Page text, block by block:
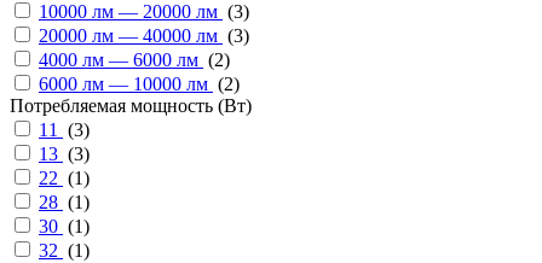
10000 лм — 20000 лм (3)
20000 лм — 40000 лм (3)
4000 лм — 6000 лм (2)
6000 лм — 10000 лм (2)
Потребляемая мощность (Вт)
11
(3)
13 (3)
22 (1)
28 (1)
30 (1)
32 (1)